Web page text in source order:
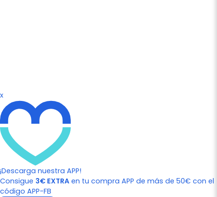
x
¡Descarga nuestra APP!
Consigue 3€ EXTRA en tu compra APP de más de 50€ con el
código APP-FB